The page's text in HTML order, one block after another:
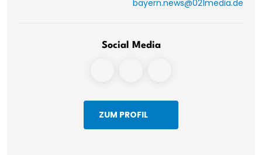
bayern.news@021media.de
Social Media
ZUM PROFIL